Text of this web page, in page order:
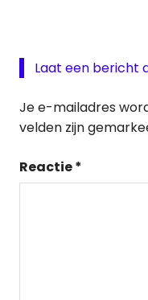
Laat een bericht
Je e-mailadres
velden zijn
Reactie*